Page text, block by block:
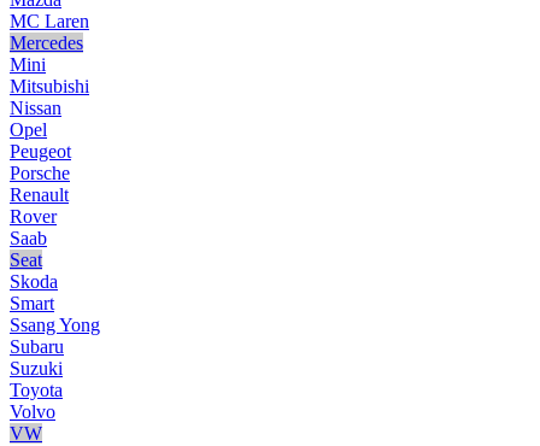
MC Laren
Mercedes
Mini
Mitsubishi
Nissan
Opel
Peugeot
Porsche
Renault
Rover
Saab
Seat
Skoda
Smart
Ssang Yong
Subaru
Suzuki
Toyota
Volvo
VW